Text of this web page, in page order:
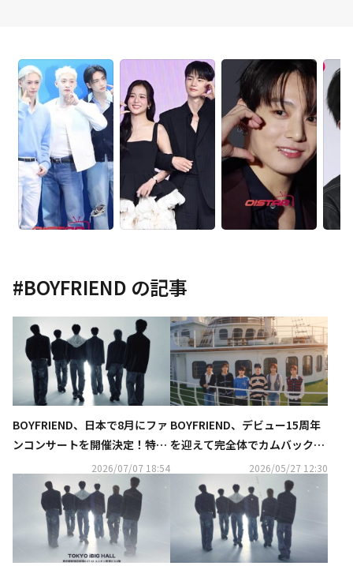
#BOYFRIEND の記事
BOYFRIEND、日本で8月にファ
ンコンサートを開催決定！特設
プラットフォームもオープン
2026/07/07 18:54
BOYFRIEND、デビュー15周年
を迎えて完全体でカムバック！
タイトル曲「Starlit Voices」
MV公開
2026/05/27 12:30